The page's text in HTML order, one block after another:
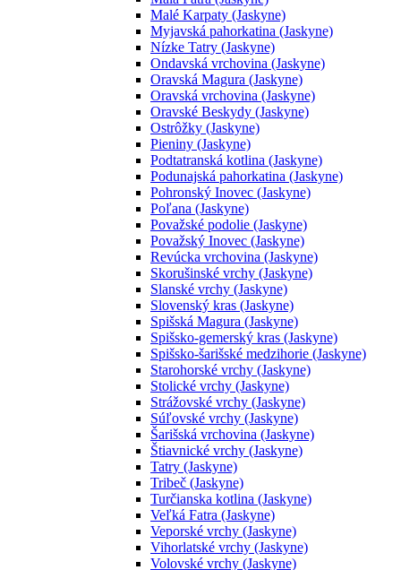
Malé Karpaty (Jaskyne)
Myjavská pahorkatina (Jaskyne)
Nízke Tatry (Jaskyne)
Ondavská vrchovina (Jaskyne)
Oravská Magura (Jaskyne)
Oravská vrchovina (Jaskyne)
Oravské Beskydy (Jaskyne)
Ostrôžky (Jaskyne)
Pieniny (Jaskyne)
Podtatranská kotlina (Jaskyne)
Podunajská pahorkatina (Jaskyne)
Pohronský Inovec (Jaskyne)
Poľana (Jaskyne)
Považské podolie (Jaskyne)
Považský Inovec (Jaskyne)
Revúcka vrchovina (Jaskyne)
Skorušinské vrchy (Jaskyne)
Slanské vrchy (Jaskyne)
Slovenský kras (Jaskyne)
Spišská Magura (Jaskyne)
Spišsko-gemerský kras (Jaskyne)
Spišsko-šarišské medzihorie (Jaskyne)
Starohorské vrchy (Jaskyne)
Stolické vrchy (Jaskyne)
Strážovské vrchy (Jaskyne)
Súľovské vrchy (Jaskyne)
Šarišská vrchovina (Jaskyne)
Štiavnické vrchy (Jaskyne)
Tatry (Jaskyne)
Tribeč (Jaskyne)
Turčianska kotlina (Jaskyne)
Veľká Fatra (Jaskyne)
Veporské vrchy (Jaskyne)
Vihorlatské vrchy (Jaskyne)
Volovské vrchy (Jaskyne)